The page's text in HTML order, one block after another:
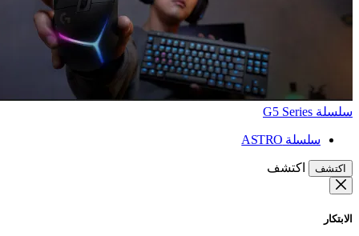
سلسلة G5 Series
سلسلة ASTRO
اكتشف اكتشف
الابتكار